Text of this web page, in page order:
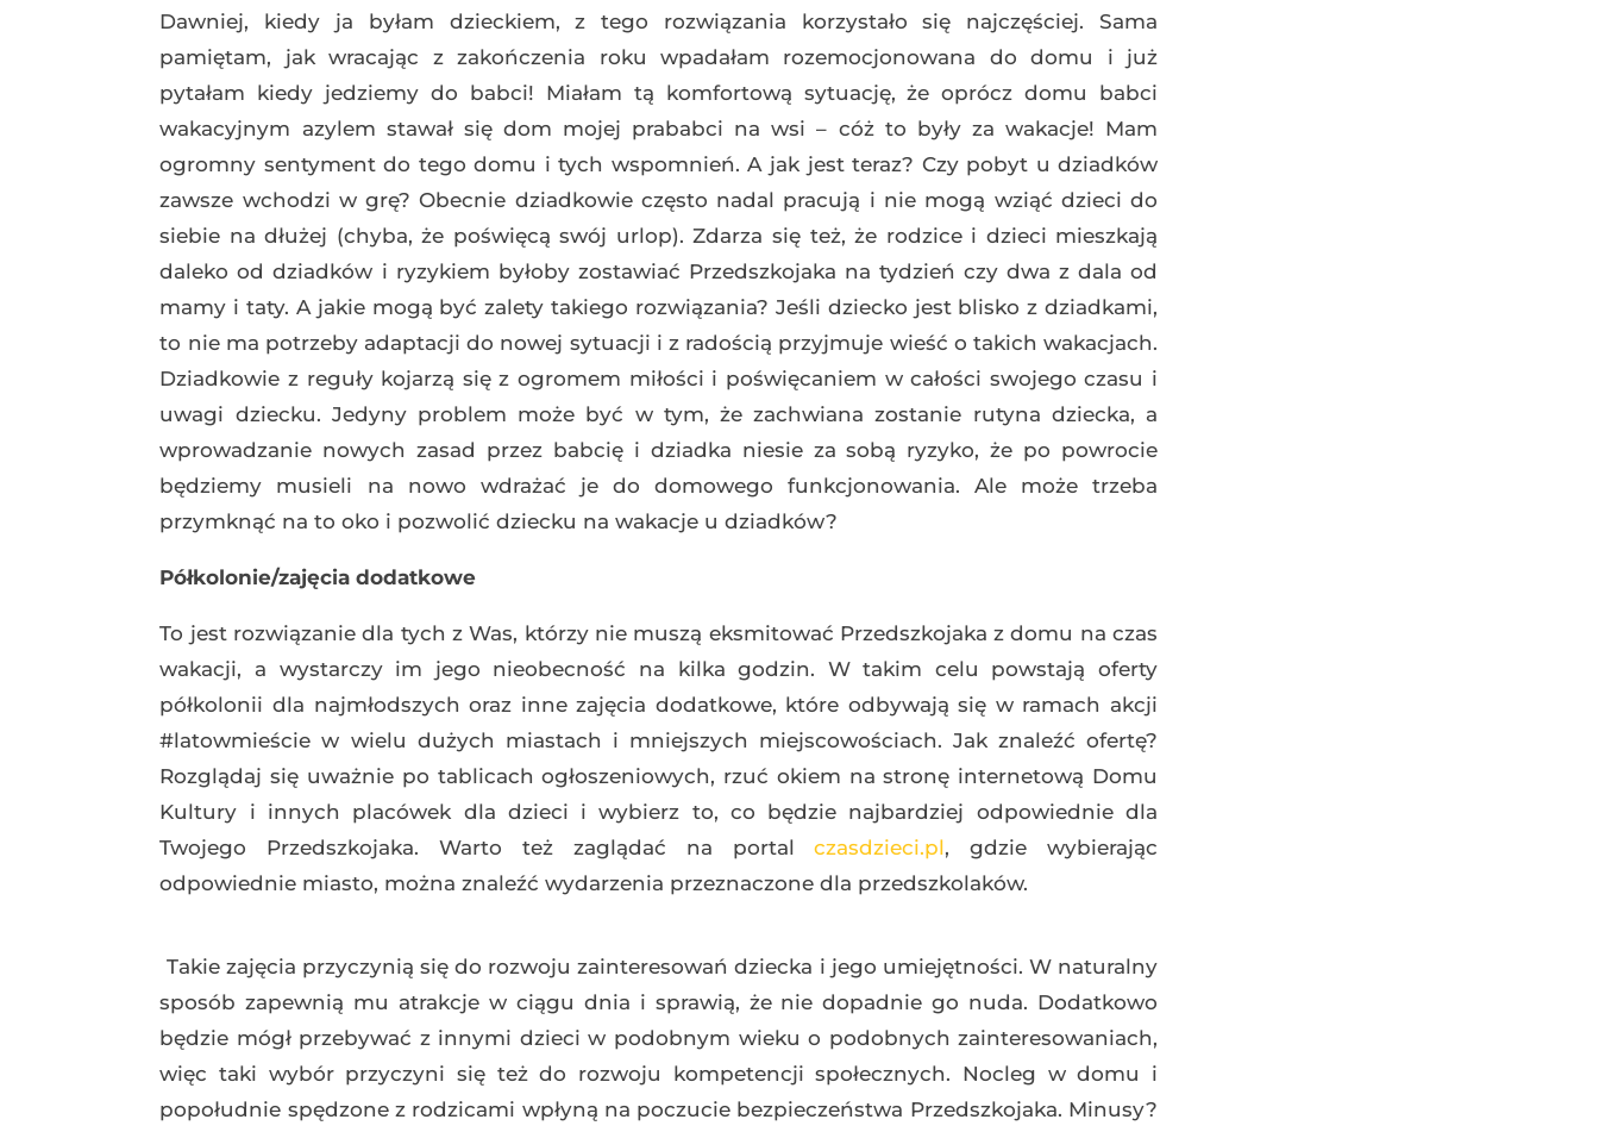
Dawniej, kiedy ja byłam dzieckiem, z tego rozwiązania korzystało się najczęściej. Sama
pamiętam, jak wracając z zakończenia roku wpadałam rozemocjonowana do domu i już
pytałam kiedy jedziemy do babci! Miałam tą komfortową sytuację, że oprócz domu babci
wakacyjnym azylem stawał się dom mojej prababci na wsi – cóż to były za wakacje! Mam
ogromny sentyment do tego domu i tych wspomnień. A jak jest teraz? Czy pobyt u dziadków
zawsze wchodzi w grę? Obecnie dziadkowie często nadal pracują i nie mogą wziąć dzieci do
siebie na dłużej (chyba, że poświęcą swój urlop). Zdarza się też, że rodzice i dzieci mieszkają
daleko od dziadków i ryzykiem byłoby zostawiać Przedszkojaka na tydzień czy dwa z dala od
mamy i taty. A jakie mogą być zalety takiego rozwiązania? Jeśli dziecko jest blisko z dziadkami,
to nie ma potrzeby adaptacji do nowej sytuacji i z radością przyjmuje wieść o takich wakacjach.
Dziadkowie z reguły kojarzą się z ogromem miłości i poświęcaniem w całości swojego czasu i
uwagi dziecku. Jedyny problem może być w tym, że zachwiana zostanie rutyna dziecka, a
wprowadzanie nowych zasad przez babcię i dziadka niesie za sobą ryzyko, że po powrocie
będziemy musieli na nowo wdrażać je do domowego funkcjonowania. Ale może trzeba
przymknąć na to oko i pozwolić dziecku na wakacje u dziadków?
Półkolonie/zajęcia dodatkowe
To jest rozwiązanie dla tych z Was, którzy nie muszą eksmitować Przedszkojaka z domu na czas
wakacji, a wystarczy im jego nieobecność na kilka godzin. W takim celu powstają oferty
półkolonii dla najmłodszych oraz inne zajęcia dodatkowe, które odbywają się w ramach akcji
#latowmieście w wielu dużych miastach i mniejszych miejscowościach. Jak znaleźć ofertę?
Rozglądaj się uważnie po tablicach ogłoszeniowych, rzuć okiem na stronę internetową Domu
Kultury i innych placówek dla dzieci i wybierz to, co będzie najbardziej odpowiednie dla
Twojego Przedszkojaka. Warto też zaglądać na portalczasdzieci.pl, gdzie wybierając
odpowiednie miasto, można znaleźć wydarzenia przeznaczone dla przedszkolaków.
Takie zajęcia przyczynią się do rozwoju zainteresowań dziecka i jego umiejętności. W naturalny
sposób zapewnią mu atrakcje w ciągu dnia i sprawią, że nie dopadnie go nuda. Dodatkowo
będzie mógł przebywać z innymi dzieci w podobnym wieku o podobnych zainteresowaniach,
więc taki wybór przyczyni się też do rozwoju kompetencji społecznych. Nocleg w domu i
popołudnie spędzone z rodzicami wpłyną na poczucie bezpieczeństwa Przedszkojaka. Minusy?